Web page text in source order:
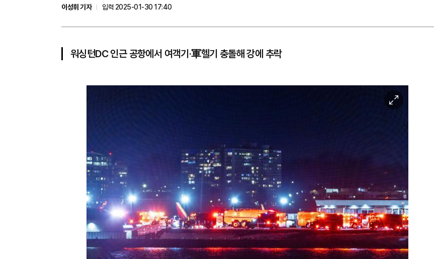
이성휘 기자
입력 2025-01-30 17:40
워싱턴DC 인근 공항에서 여객기·軍헬기 충돌해 강에 추락
미